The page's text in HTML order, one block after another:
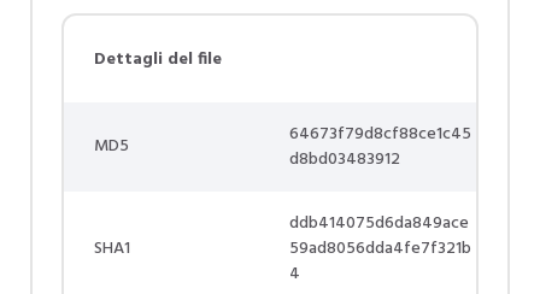
Dettagli del file
MD5
64673f79d8cf88ce1c45
d8bd03483912
SHA1
ddb414075d6da849ace
59ad8056dda4fe7f321b
4